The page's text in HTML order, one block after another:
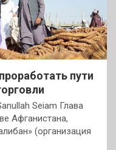
пути
Seiam Глава
Афганистана,
(организация